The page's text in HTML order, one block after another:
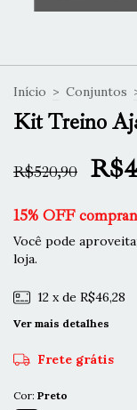
Início > Conjuntos
Kit Treino
R$520,90
15% OFF
Você pode
loja.
12 x de R$46,28
Ver mais detalhes
Frete grátis
Cor: Preto